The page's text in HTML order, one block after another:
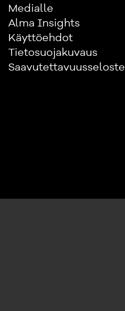
Medialle
Alma Insights
Käyttöehdot
Tietosuojakuvaus
Saavutettavuusseloste